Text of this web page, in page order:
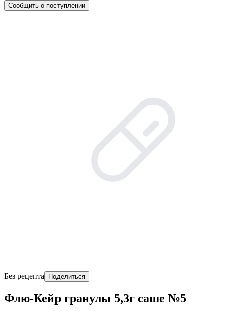
Сообщить о поступлении
Без рецепта Поделиться
Флю-Кейр гранулы 5,3г саше №5